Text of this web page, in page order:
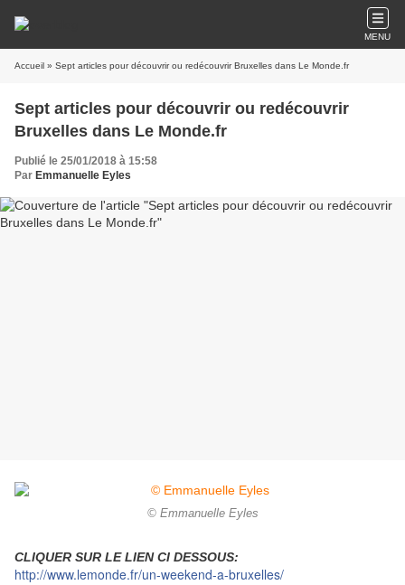
MENU
Accueil » Sept articles pour découvrir ou redécouvrir Bruxelles dans Le Monde.fr
Sept articles pour découvrir ou redécouvrir
Bruxelles dans Le Monde.fr
Publié le 25/01/2018 à 15:58
Par Emmanuelle Eyles
© Emmanuelle Eyles
CLIQUER SUR LE LIEN CI DESSOUS:
http://www.lemonde.fr/un-weekend-a-bruxelles/